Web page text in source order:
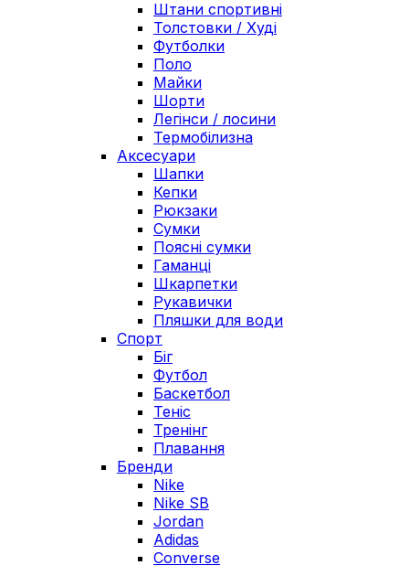
Штани спортивні
Толстовки / Худі
Футболки
Поло
Майки
Шорти
Легінси / лосини
Термобілизна
Аксесуари
Шапки
Кепки
Рюкзаки
Сумки
Поясні сумки
Гаманці
Шкарпетки
Рукавички
Пляшки для води
Спорт
Біг
Футбол
Баскетбол
Теніс
Тренінг
Плавання
Бренди
Nike
Nike SB
Jordan
Adidas
Converse